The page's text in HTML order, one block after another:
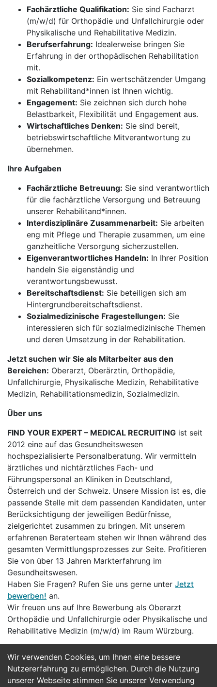
Wir verwenden Cookies, um Ihnen eine bessere
Nutzererfahrung zu ermöglichen. Durch die Nutzung
unserer Webseite stimmen Sie unserer Verwendung
Fachärztliche Qualifikation: Sie sind Facharzt
(m/w/d) für Orthopädie und Unfallchirurgie oder
Physikalische und Rehabilitative Medizin.
Berufserfahrung: Idealerweise bringen Sie
Erfahrung in der orthopädischen Rehabilitation
mit.
Sozialkompetenz: Ein wertschätzender Umgang
mit Rehabilitand*innen ist Ihnen wichtig.
Engagement: Sie zeichnen sich durch hohe
Belastbarkeit, Flexibilität und Engagement aus.
Wirtschaftliches Denken: Sie sind bereit,
betriebswirtschaftliche Mitverantwortung zu
übernehmen.
Ihre Aufgaben
Fachärztliche Betreuung: Sie sind verantwortlich
für die fachärztliche Versorgung und Betreuung
unserer Rehabilitand*innen.
Interdisziplinäre Zusammenarbeit: Sie arbeiten
eng mit Pflege und Therapie zusammen, um eine
ganzheitliche Versorgung sicherzustellen.
Eigenverantwortliches Handeln: In Ihrer Position
handeln Sie eigenständig und
verantwortungsbewusst.
Bereitschaftsdienst: Sie beteiligen sich am
Hintergrundbereitschaftsdienst.
Sozialmedizinische Fragestellungen: Sie
interessieren sich für sozialmedizinische Themen
und deren Umsetzung in der Rehabilitation.
Jetzt suchen wir Sie als Mitarbeiter aus den
Bereichen: Oberarzt, Oberärztin, Orthopädie,
Unfallchirurgie, Physikalische Medizin, Rehabilitative
Medizin, Rehabilitationsmedizin, Sozialmedizin.
Über uns
FIND YOUR EXPERT – MEDICAL RECRUITING ist seit
2012 eine auf das Gesundheitswesen
hochspezialisierte Personalberatung. Wir vermitteln
ärztliches und nichtärztliches Fach- und
Führungspersonal an Kliniken in Deutschland,
Österreich und der Schweiz. Unsere Mission ist es, die
passende Stelle mit dem passenden Kandidaten, unter
Berücksichtigung der jeweiligen Bedürfnisse,
zielgerichtet zusammen zu bringen. Mit unserem
erfahrenen Beraterteam stehen wir Ihnen während des
gesamten Vermittlungsprozesses zur Seite. Profitieren
Sie von über 13 Jahren Markterfahrung im
Gesundheitswesen.
Haben Sie Fragen? Rufen Sie uns gerne unter Jetzt
bewerben! an.
Wir freuen uns auf Ihre Bewerbung als Oberarzt
Orthopädie und Unfallchirurgie oder Physikalische und
Rehabilitative Medizin (m/w/d) im Raum Würzburg.
Jetzt Bewerben